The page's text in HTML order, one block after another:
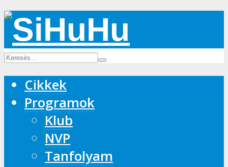
Cikkek
Programok
Klub
NVP
Tanfolyam